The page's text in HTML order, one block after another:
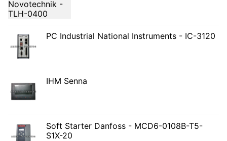
PC Industrial National Instruments - IC-3120
IHM Senna
Soft Starter Danfoss - MCD6-0108B-T5-
S1X-20